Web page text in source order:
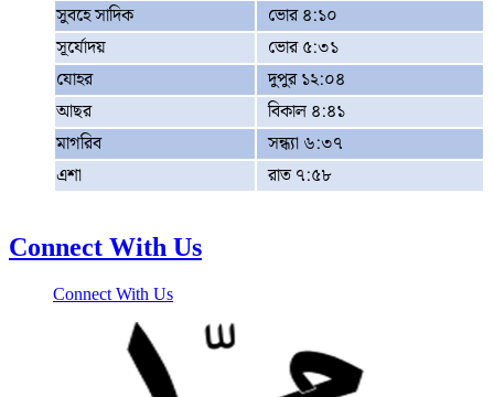
সুবহে সাদিক
ভোর ৪:১০
সূর্যোদয়
ভোর ৫:৩১
যোহর
দুপুর ১২:০৪
আছর
বিকাল ৪:৪১
মাগরিব
সন্ধ্যা ৬:৩৭
এশা
রাত ৭:৫৮
Connect With Us
Connect With Us